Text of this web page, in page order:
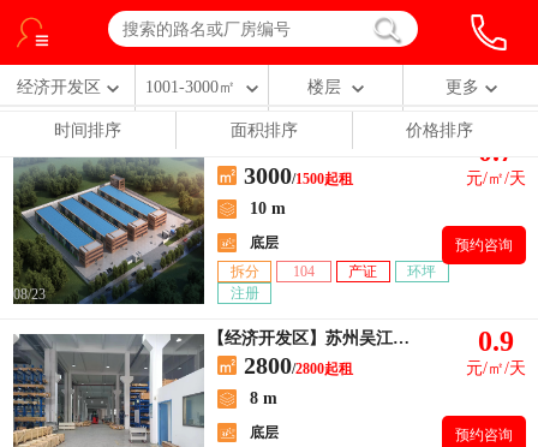
经济开发区 1001-3000㎡ 楼层 更多
时间排序 面积排序 价格排序
08/23
3000/1500起租
10 m
底层
拆分
104 产证
环坪
注册
0.7
元/㎡/天
预约咨询
【经济开发区】苏州吴江区开发区庞金路
2800/2800起租
8 m
底层
0.9
元/㎡/天
预约咨询